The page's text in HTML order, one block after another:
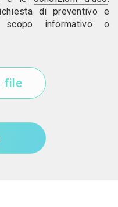
di preventivo e
informativo o
file